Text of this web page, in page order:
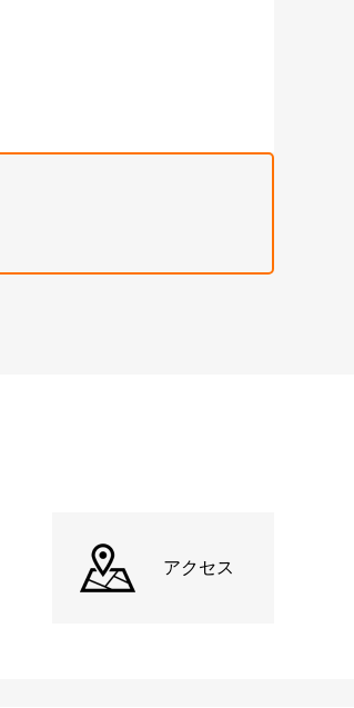
アクセス